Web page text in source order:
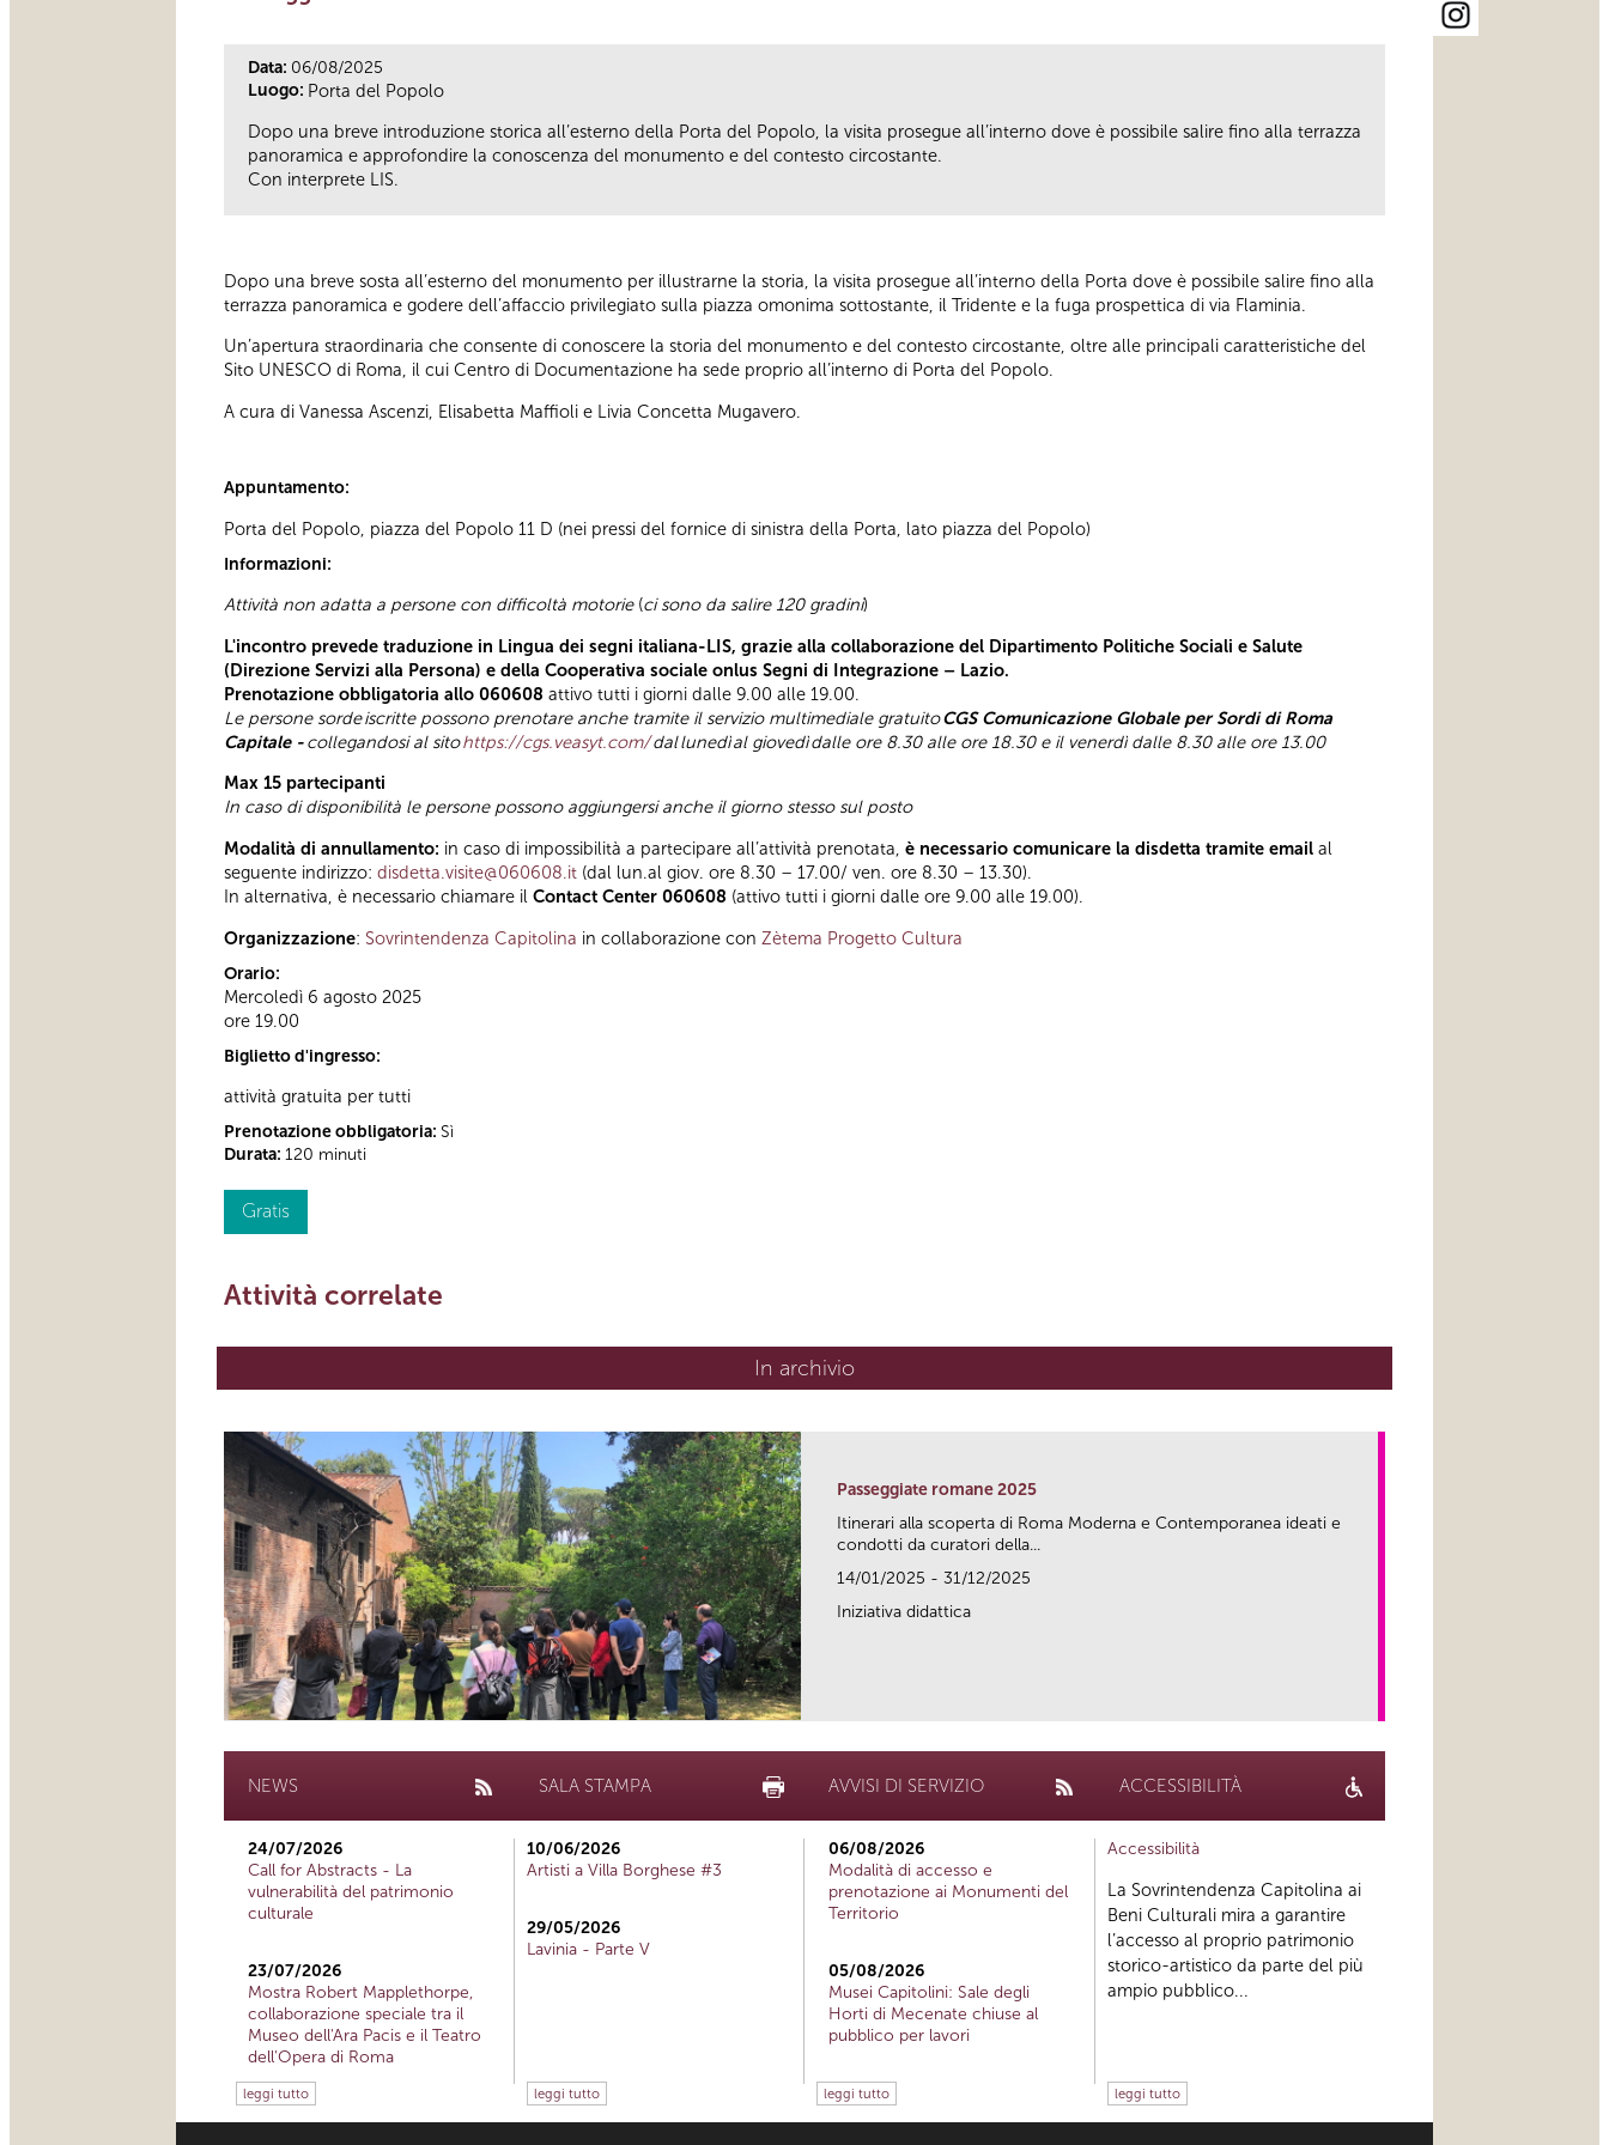
Data: 06/08/2025
Luogo: Porta del Popolo
Dopo una breve introduzione storica all’esterno della Porta del Popolo, la visita prosegue all’interno dove è possibile salire fino alla terrazza
panoramica e approfondire la conoscenza del monumento e del contesto circostante.
Con interprete LIS.
Dopo una breve sosta all’esterno del monumento per illustrarne la storia, la visita prosegue all’interno della Porta dove è possibile salire fino alla
terrazza panoramica e godere dell’affaccio privilegiato sulla piazza omonima sottostante, il Tridente e la fuga prospettica di via Flaminia.
Un’apertura straordinaria che consente di conoscere la storia del monumento e del contesto circostante, oltre alle principali caratteristiche del
Sito UNESCO di Roma, il cui Centro di Documentazione ha sede proprio all’interno di Porta del Popolo.
A cura di Vanessa Ascenzi, Elisabetta Maffioli e Livia Concetta Mugavero.
Appuntamento:
Porta del Popolo, piazza del Popolo 11 D (nei pressi del fornice di sinistra della Porta, lato piazza del Popolo)
Informazioni:
Attività non adatta a persone con difficoltà motorie(ci sono da salire 120 gradini)
L'incontro prevede traduzione in Lingua dei segni italiana-LIS, grazie alla collaborazione del Dipartimento Politiche Sociali e Salute
(Direzione Servizi alla Persona) e della Cooperativa sociale onlus Segni di Integrazione – Lazio.
Prenotazione obbligatoria allo 060608 attivo tutti i giorni dalle 9.00 alle 19.00.
Le persone sordeiscritte possono prenotare anche tramite il servizio multimediale gratuitoCGS Comunicazione Globale per Sordi di Roma
Capitale -collegandosi al sitohttps://cgs.veasyt.com/dallunedìal giovedìdalle ore 8.30 alle ore 18.30 e il venerdì dalle 8.30 alle ore 13.00
Max 15 partecipanti
In caso di disponibilità le persone possono aggiungersi anche il giorno stesso sul posto
Modalità di annullamento: in caso di impossibilità a partecipare all’attività prenotata, è necessario comunicare la disdetta tramite email al
seguente indirizzo: disdetta.visite@060608.it (dal lun.al giov. ore 8.30 – 17.00/ ven. ore 8.30 – 13.30).
In alternativa, è necessario chiamare il Contact Center 060608 (attivo tutti i giorni dalle ore 9.00 alle 19.00).
Organizzazione: Sovrintendenza Capitolina in collaborazione con Zètema Progetto Cultura
Orario:
Mercoledì 6 agosto 2025
ore 19.00
Biglietto d'ingresso:
attività gratuita per tutti
Prenotazione obbligatoria: Sì
Durata: 120 minuti
Gratis
Attività correlate
In archivio
Passeggiate romane 2025
Itinerari alla scoperta di Roma Moderna e Contemporanea ideati e
condotti da curatori della...
14/01/2025 - 31/12/2025
Iniziativa didattica
NEWS
24/07/2026
Call for Abstracts - La
vulnerabilità del patrimonio
culturale
23/07/2026
Mostra Robert Mapplethorpe,
collaborazione speciale tra il
Museo dell'Ara Pacis e il Teatro
dell'Opera di Roma
leggi tutto
SALA STAMPA
10/06/2026
Artisti a Villa Borghese #3
29/05/2026
Lavinia - Parte V
leggi tutto
AVVISI DI SERVIZIO
06/08/2026
Modalità di accesso e
prenotazione ai Monumenti del
Territorio
05/08/2026
Musei Capitolini: Sale degli
Horti di Mecenate chiuse al
pubblico per lavori
leggi tutto
ACCESSIBILITÀ
Accessibilità
La Sovrintendenza Capitolina ai
Beni Culturali mira a garantire
l’accesso al proprio patrimonio
storico-artistico da parte del più
ampio pubblico...
leggi tutto